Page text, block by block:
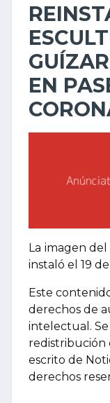
EN
La imagen
instaló el 19
Este
derechos de
intelectual.
redistribución
escrito de
derechos